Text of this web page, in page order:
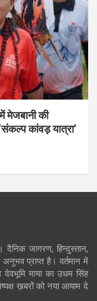
मेजबानी की
कांवड़ यात्रा’
दैनिक जागरण, हिन्दुस्तान,
प्राप्त है। वर्तमान में
देवभूमि माया का उधम सिंह
ख़बरों को नया आयाम दे